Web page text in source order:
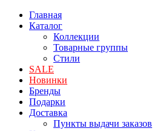
Главная
Каталог
Коллекции
Товарные группы
Стили
SALE
Новинки
Бренды
Подарки
Доставка
Пункты выдачи заказов